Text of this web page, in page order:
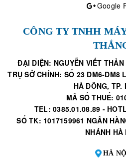
Google
CÔNG TY TNHH
ĐẠI DIỆN: NGUYỄN VIẾT
TRỤ SỞ CHÍNH: SỐ 23 DM6-DM8
HÀ ĐÔNG, TP.
MÃ SỐ THUẾ:
TEL: 0385.01.08.89 -
SỐ TK: 1017159961 NGÂN
NHÁNH HÀ
HÀ